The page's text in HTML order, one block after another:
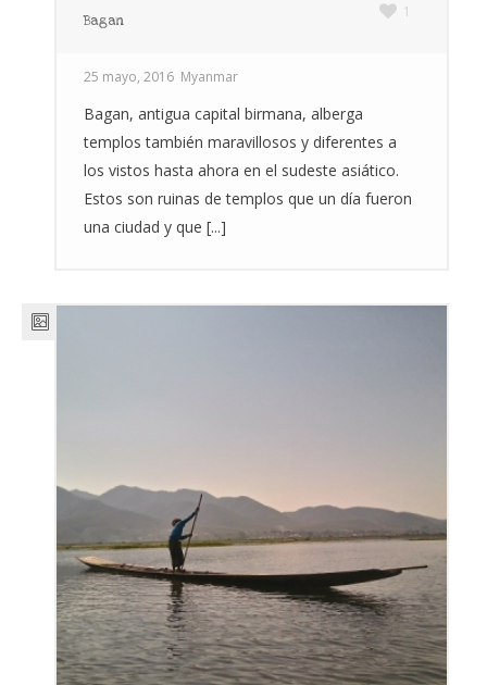
Bagan 1
25 mayo, 2016 Myanmar
Bagan, antigua capital birmana, alberga
templos también maravillosos y diferentes a
los vistos hasta ahora en el sudeste asiático.
Estos son ruinas de templos que un día fueron
una ciudad y que [...]